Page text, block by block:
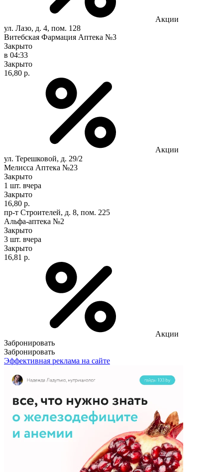
Акции
ул. Лазо, д. 4, пом. 128
Витебская Фармация Аптека №3
Закрыто
в 04:33
Закрыто
16,80 р.
Акции
ул. Терешковой, д. 29/2
Мелисса Аптека №23
Закрыто
1 шт. вчера
Закрыто
16,80 р.
пр-т Строителей, д. 8, пом. 225
Альфа-аптека №2
Закрыто
3 шт. вчера
Закрыто
16,81 р.
Акции
Забронировать
Забронировать
Эффективная реклама на сайте